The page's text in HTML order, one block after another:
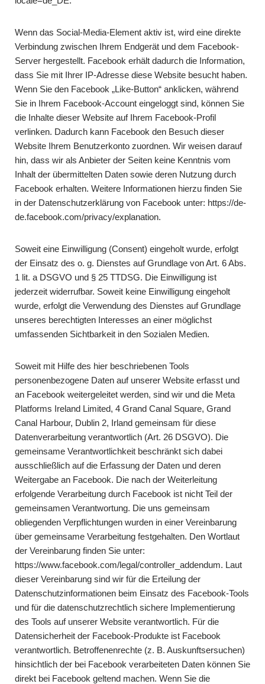
Wenn das Social-Media-Element aktiv ist, wird eine direkte
Verbindung zwischen Ihrem Endgerät und dem Facebook-
Server hergestellt. Facebook erhält dadurch die Information,
dass Sie mit Ihrer IP-Adresse diese Website besucht haben.
Wenn Sie den Facebook „Like-Button“ anklicken, während
Sie in Ihrem Facebook-Account eingeloggt sind, können Sie
die Inhalte dieser Website auf Ihrem Facebook-Profil
verlinken. Dadurch kann Facebook den Besuch dieser
Website Ihrem Benutzerkonto zuordnen. Wir weisen darauf
hin, dass wir als Anbieter der Seiten keine Kenntnis vom
Inhalt der übermittelten Daten sowie deren Nutzung durch
Facebook erhalten. Weitere Informationen hierzu finden Sie
in der Datenschutzerklärung von Facebook unter: https://de-
de.facebook.com/privacy/explanation.
Soweit eine Einwilligung (Consent) eingeholt wurde, erfolgt
der Einsatz des o. g. Dienstes auf Grundlage von Art. 6 Abs.
1 lit. a DSGVO und § 25 TTDSG. Die Einwilligung ist
jederzeit widerrufbar. Soweit keine Einwilligung eingeholt
wurde, erfolgt die Verwendung des Dienstes auf Grundlage
unseres berechtigten Interesses an einer möglichst
umfassenden Sichtbarkeit in den Sozialen Medien.
Soweit mit Hilfe des hier beschriebenen Tools
personenbezogene Daten auf unserer Website erfasst und
an Facebook weitergeleitet werden, sind wir und die Meta
Platforms Ireland Limited, 4 Grand Canal Square, Grand
Canal Harbour, Dublin 2, Irland gemeinsam für diese
Datenverarbeitung verantwortlich (Art. 26 DSGVO). Die
gemeinsame Verantwortlichkeit beschränkt sich dabei
ausschließlich auf die Erfassung der Daten und deren
Weitergabe an Facebook. Die nach der Weiterleitung
erfolgende Verarbeitung durch Facebook ist nicht Teil der
gemeinsamen Verantwortung. Die uns gemeinsam
obliegenden Verpflichtungen wurden in einer Vereinbarung
über gemeinsame Verarbeitung festgehalten. Den Wortlaut
der Vereinbarung finden Sie unter:
https://www.facebook.com/legal/controller_addendum. Laut
dieser Vereinbarung sind wir für die Erteilung der
Datenschutzinformationen beim Einsatz des Facebook-Tools
und für die datenschutzrechtlich sichere Implementierung
des Tools auf unserer Website verantwortlich. Für die
Datensicherheit der Facebook-Produkte ist Facebook
verantwortlich. Betroffenenrechte (z. B. Auskunftsersuchen)
hinsichtlich der bei Facebook verarbeiteten Daten können Sie
direkt bei Facebook geltend machen. Wenn Sie die